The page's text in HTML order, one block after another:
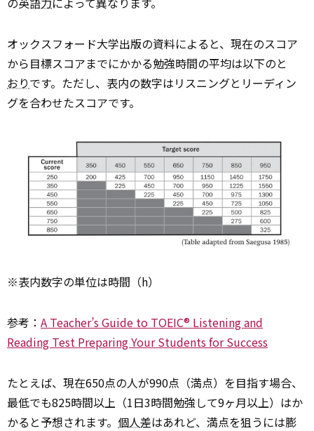
オックスフォード大学出版の資料によると、現在のスコア
から目標スコアまでにかかる勉強時間の平均は以下のと
おりです。ただし、表内の数字はリスニングとリーディン
グを合わせたスコアです。
※表内数字の単位は時間（h）
参考： A Teacher’s Guide to TOEIC® Listening and
Reading Test Preparing Your Students for Success
たとえば、現在650点の人が990点（満点）を目指す場合、
最低でも825時間以上（1日3時間勉強して9ヶ月以上）はか
かると予想されます。 個人差はあれど、満点を狙うには膨